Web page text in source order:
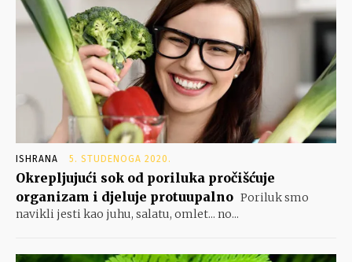
ISHRANA 5. STUDENOGA 2020.
Okrepljujući sok od poriluka pročišćuje
organizam i djeluje protuupalno Poriluk smo
navikli jesti kao juhu, salatu, omlet... no...